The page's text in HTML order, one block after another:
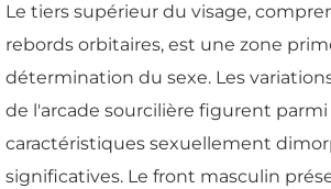
Le tiers supérieur du visage,
rebords orbitaires, est une zone
détermination du sexe. Les
de l'arcade sourcilière figurent parmi
caractéristiques sexuellement
significatives. Le front masculin